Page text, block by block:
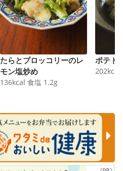
たらとブロッコリーのレ
モン塩炒め
136kcal 食塩 1.2g
ポテト
202kcal